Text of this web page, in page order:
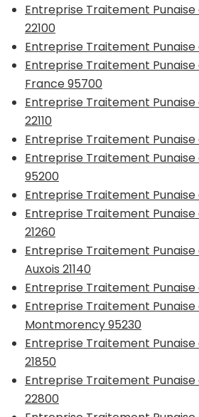
Entreprise Traitement Punaise
22100
Entreprise Traitement Punaise
Entreprise Traitement Punaise
France 95700
Entreprise Traitement Punaise
22110
Entreprise Traitement Punaise
Entreprise Traitement Punaise
95200
Entreprise Traitement Punaise
Entreprise Traitement Punaise
21260
Entreprise Traitement
Auxois 21140
Entreprise Traitement Punaise
Entreprise Traitement Punaise
Montmorency 95230
Entreprise Traitement
21850
Entreprise Traitement
22800